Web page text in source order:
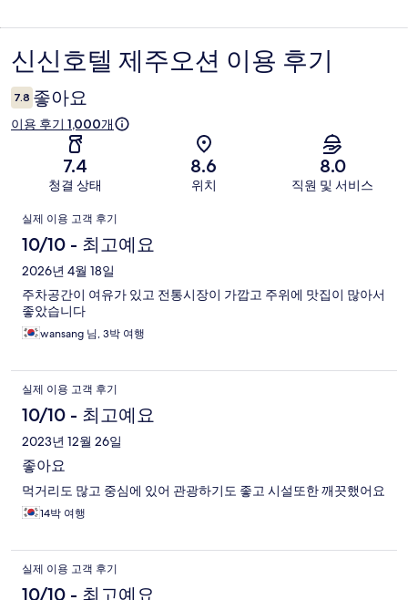
이
용
후
신신호텔 제주오션 이용 후기
7.8 좋아요
이용 후기 1,000개
7.4
청결 상태
8.6
위치
8.0
직원 및 서비스
이
용
후
기
실제 이용 고객 후기
10/10 - 최고예요
2026년 4월 18일
주차공간이 여유가 있고 전통시장이 가깝고 주위에 맛집이 많아서
좋았습니다
wansang 님, 3박 여행
실제 이용 고객 후기
10/10 - 최고예요
2023년 12월 26일
좋아요
먹거리도 많고 중심에 있어 관광하기도 좋고 시설또한 깨끗했어요
14박 여행
실제 이용 고객 후기
10/10 - 최고예요